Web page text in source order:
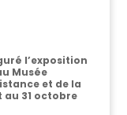
l’exposition
Musée
et de la
31 octobre